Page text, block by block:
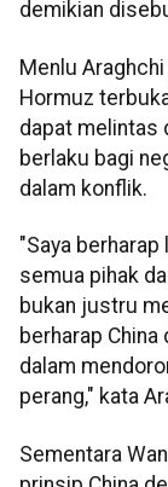
demikian
Menlu
Hormuz
dapat melintas
berlaku bagi
dalam konflik.
"Saya berharap
semua pihak
bukan justru
berharap
dalam
perang," kata
Sementara